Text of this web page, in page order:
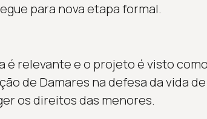
para nova etapa formal.
é relevante e o projeto é visto
de Damares na defesa da vida
os direitos das menores.